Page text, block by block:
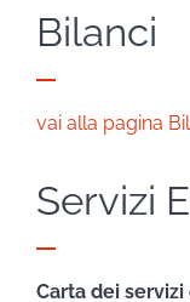
Bilanci
vai alla pagina
Servizi
Carta dei